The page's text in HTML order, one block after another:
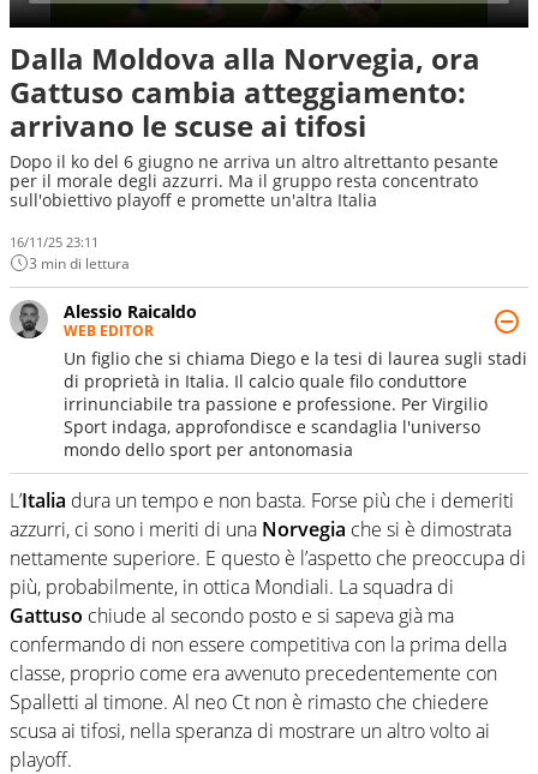
Dalla Moldova alla Norvegia, ora
Gattuso cambia atteggiamento:
arrivano le scuse ai tifosi
Dopo il ko del 6 giugno ne arriva un altro altrettanto pesante
per il morale degli azzurri. Ma il gruppo resta concentrato
sull'obiettivo playoff e promette un'altra Italia
16/11/25 23:11
3 min di lettura
Alessio Raicaldo
WEB EDITOR
Un figlio che si chiama Diego e la tesi di laurea sugli stadi
di proprietà in Italia. Il calcio quale filo conduttore
irrinunciabile tra passione e professione. Per Virgilio
Sport indaga, approfondisce e scandaglia l'universo
mondo dello sport per antonomasia
L’Italia dura un tempo e non basta. Forse più che i demeriti
azzurri, ci sono i meriti di una Norvegia che si è dimostrata
nettamente superiore. E questo è l’aspetto che preoccupa di
più, probabilmente, in ottica Mondiali. La squadra di
Gattuso chiude al secondo posto e si sapeva già ma
confermando di non essere competitiva con la prima della
classe, proprio come era avvenuto precedentemente con
Spalletti al timone. Al neo Ct non è rimasto che chiedere
scusa ai tifosi, nella speranza di mostrare un altro volto ai
playoff.